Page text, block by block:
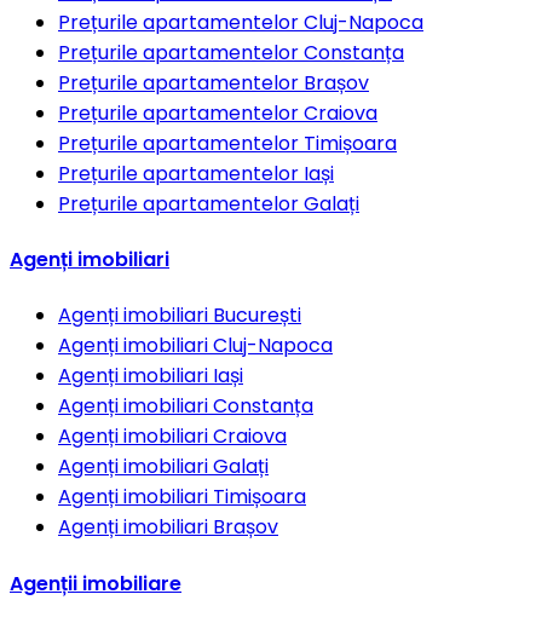
Prețurile apartamentelorCluj-Napoca
Prețurile apartamentelorConstanța
Prețurile apartamentelor Brașov
Prețurile apartamentelorCraiova
Prețurile apartamentelor Timișoara
Prețurile apartamentelor Iași
Prețurile apartamentelorGalați
Agenți imobiliari
Agenți imobiliari București
Agenți imobiliariCluj-Napoca
Agenți imobiliari Iași
Agenți imobiliariConstanța
Agenți imobiliariCraiova
Agenți imobiliariGalați
Agenți imobiliari Timișoara
Agenți imobiliari Brașov
Agenții imobiliare